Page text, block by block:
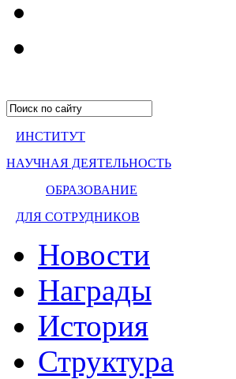
ИНСТИТУТ
НАУЧНАЯ ДЕЯТЕЛЬНОСТЬ
ОБРАЗОВАНИЕ
ДЛЯ СОТРУДНИКОВ
Новости
Награды
История
Структура